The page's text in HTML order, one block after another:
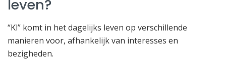
leven?
“Kl” komt in het dagelijks leven op verschillende
manieren voor, afhankelijk van interesses en
bezigheden.